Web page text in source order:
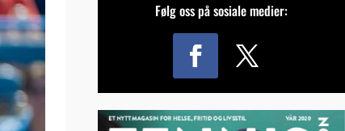
Følg oss på sosiale medier: